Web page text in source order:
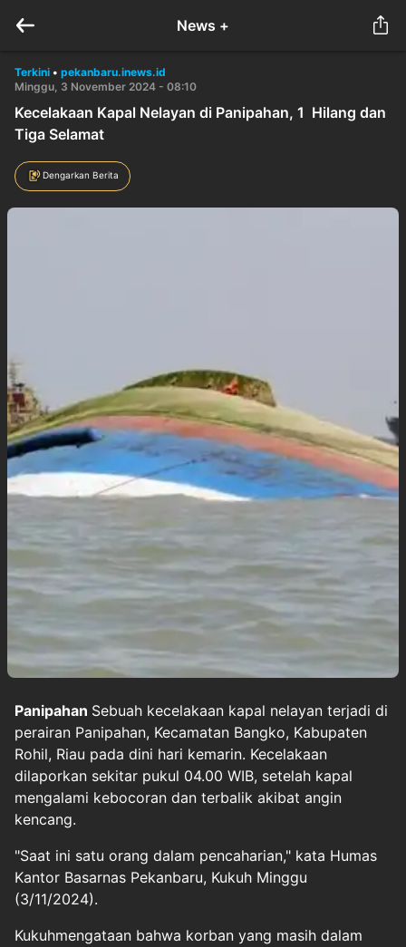
News +
Terkini • pekanbaru.inews.id
Minggu, 3 November 2024 - 08:10
Kecelakaan Kapal Nelayan di Panipahan, 1 Hilang dan
Tiga Selamat
Dengarkan Berita
Panipahan Sebuah kecelakaan kapal nelayan terjadi di
perairan Panipahan, Kecamatan Bangko, Kabupaten
Rohil, Riau pada dini hari kemarin. Kecelakaan
dilaporkan sekitar pukul 04.00 WIB, setelah kapal
mengalami kebocoran dan terbalik akibat angin
kencang.
"Saat ini satu orang dalam pencaharian," kata Humas
Kantor Basarnas Pekanbaru, Kukuh Minggu
(3/11/2024).
Kukuhmengataan bahwa korban yang masih dalam